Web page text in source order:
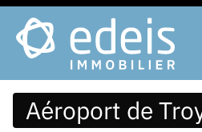
Aéroport de